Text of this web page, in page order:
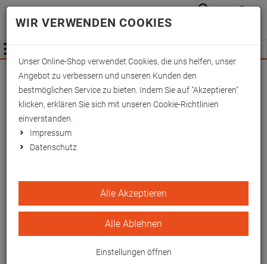
Wichtige Änderung für Fachhändler zum
01.09.2026 -Mehr Informationen hier
Anmelden
Menü
Kopfhalter ohne Bügel
WIR VERWENDEN COOKIES
Unser Online-Shop verwendet Cookies, die uns helfen, unser
Angebot zu verbessern und unseren Kunden den
bestmöglichen Service zu bieten. Indem Sie auf "Akzeptieren"
klicken, erklären Sie sich mit unseren Cookie-Richtlinien
einverstanden.
Impressum
Datenschutz
Alle Akzeptieren
Alle Ablehnen
Einstellungen öffnen